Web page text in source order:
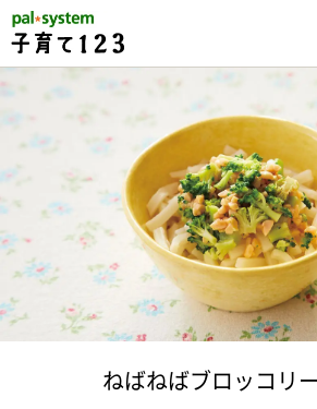
ねばねばブロッコリ